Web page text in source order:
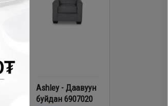
Ashley - Даавуун
буйдан 6907020